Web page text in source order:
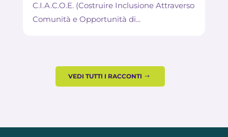
C.I.A.C.O.E. (Costruire Inclusione Attraverso
Comunità e Opportunità di...
VEDI TUTTI I RACCONTI